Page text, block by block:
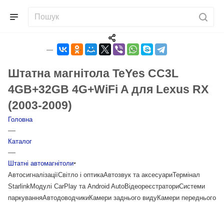
Штатна магнітола TeYes CC3L
4GB+32GB 4G+WiFi A для Lexus RX
(2003-2009)
Головна
—
Каталог
—
Штатні автомагнітоли
АвтосигналізаціїСвітло і оптикаАвтозвук та аксесуариТермінал
StarlinkМодулі CarPlay та Android AutoВідеореєстраториСистеми
паркуванняАвтодоводчикиКамери заднього видуКамери переднього